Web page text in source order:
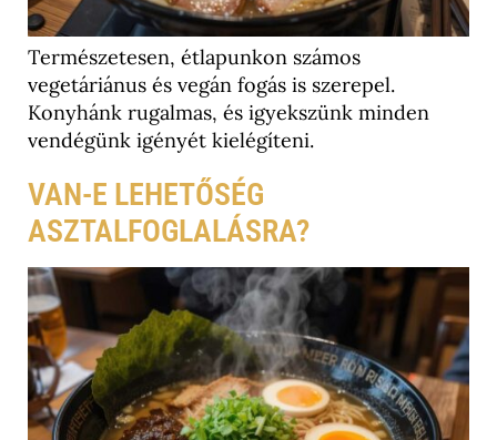
Természetesen, étlapunkon számos
vegetáriánus és vegán fogás is szerepel.
Konyhánk rugalmas, és igyekszünk minden
vendégünk igényét kielégíteni.
VAN-E LEHETŐSÉG
ASZTALFOGLALÁSRA?